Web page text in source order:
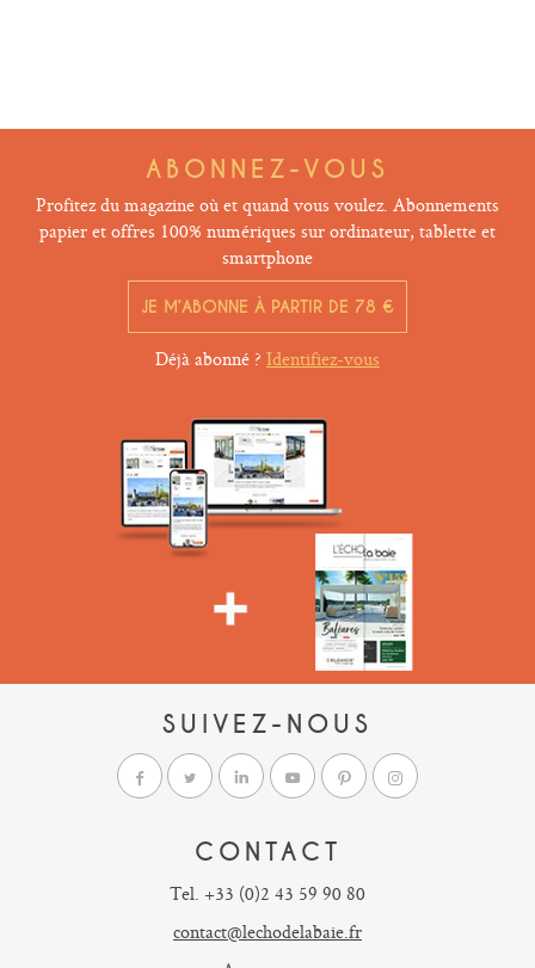
ABONNEZ-VOUS
Profitez du magazine où et quand vous voulez. Abonnements
papier et offres 100% numériques sur ordinateur, tablette et
smartphone
JE M’ABONNE À PARTIR DE 78 €
Déjà abonné ? Identifiez-vous
SUIVEZ-NOUS
CONTACT
Tel. +33 (0)2 43 59 90 80
contact@lechodelabaie.fr